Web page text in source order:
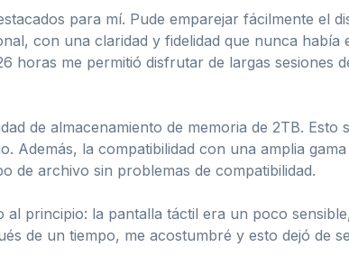
para mí. Pude emparejar fácilmente el
con una claridad y fidelidad que nunca había
horas me permitió disfrutar de largas sesiones
de almacenamiento de memoria de 2TB. Esto
Además, la compatibilidad con una amplia
de archivo sin problemas de compatibilidad.
principio: la pantalla táctil era un poco
de un tiempo, me acostumbré y esto dejó de